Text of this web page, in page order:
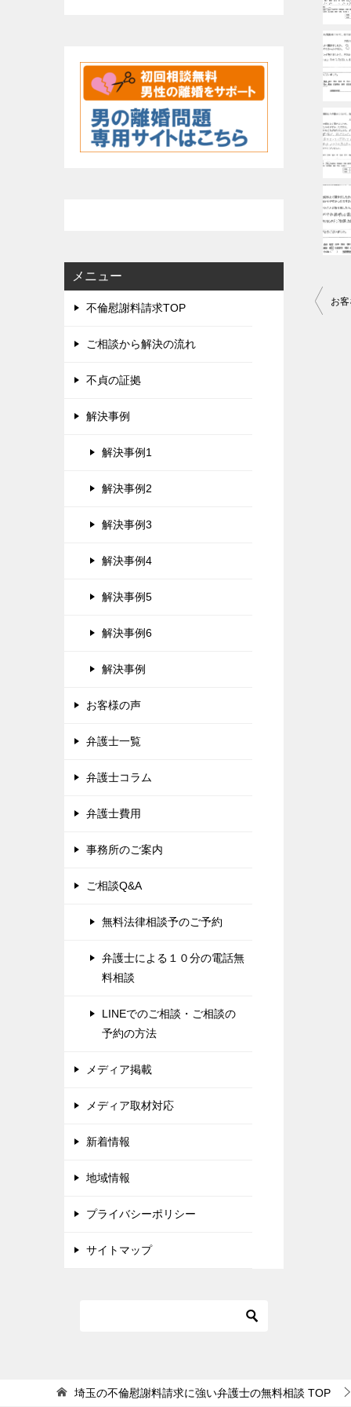
投
お
メニュー
不倫慰謝料請求TOP
ご相談から解決の流れ
不貞の証拠
解決事例
解決事例1
解決事例2
解決事例3
解決事例4
解決事例5
解決事例6
解決事例
お客様の声
弁護士一覧
弁護士コラム
弁護士費用
事務所のご案内
ご相談Q&A
無料法律相談予のご予約
弁護士による１０分の電話無
料相談
LINEでのご相談・ご相談の
予約の方法
メディア掲載
メディア取材対応
新着情報
地域情報
プライバシーポリシー
サイトマップ
埼玉の不倫慰謝料請求に強い弁護士の無料相談 TOP